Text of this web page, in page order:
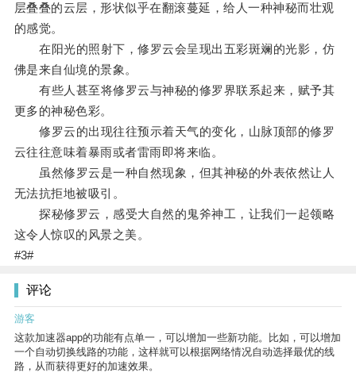
层叠叠的云层，形状似乎在翻滚蔓延，给人一种神秘而壮观
的感觉。
在阳光的照射下，修罗云会呈现出五彩斑斓的光影，仿
佛是来自仙境的景象。
有些人甚至将修罗云与神秘的修罗界联系起来，赋予其
更多的神秘色彩。
修罗云的出现往往预示着天气的变化，山脉顶部的修罗
云往往意味着暴雨或者雷雨即将来临。
虽然修罗云是一种自然现象，但其神秘的外表依然让人
无法抗拒地被吸引。
探秘修罗云，感受大自然的鬼斧神工，让我们一起领略
这令人惊叹的风景之美。
#3#
评论
游客
这款加速器app的功能有点单一，可以增加一些新功能。比如，可以增加
一个自动切换线路的功能，这样就可以根据网络情况自动选择最优的线
路，从而获得更好的加速效果。